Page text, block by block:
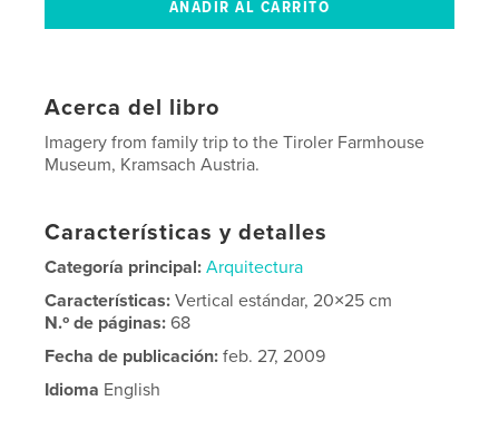
Acerca del libro
Imagery from family trip to the Tiroler Farmhouse
Museum, Kramsach Austria.
Características y detalles
Categoría principal: Arquitectura
Características:Vertical estándar, 20×25 cm
N.º de páginas:68
Fecha de publicación: feb. 27, 2009
Idioma English